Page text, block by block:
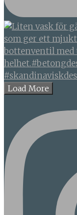
Load More